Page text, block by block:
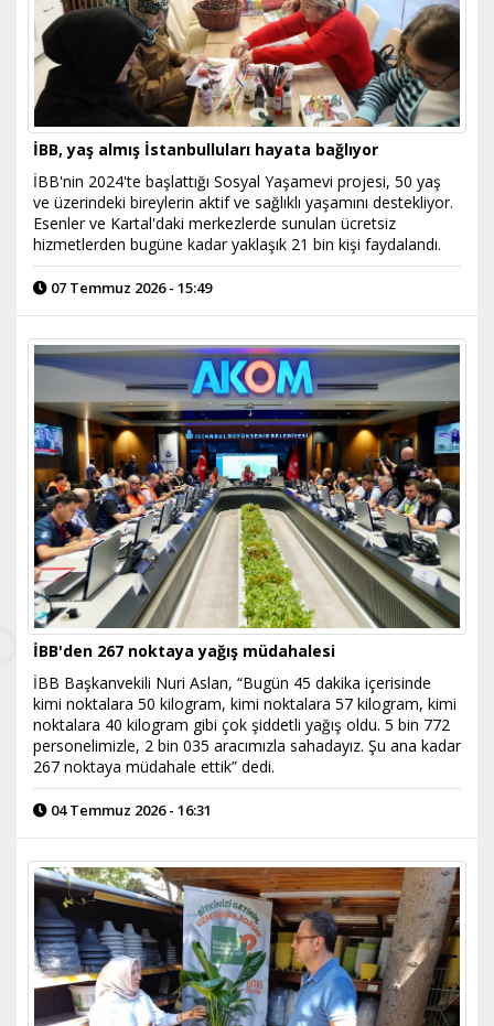
İBB, yaş almış İstanbulluları hayata bağlıyor
İBB'nin 2024'te başlattığı Sosyal Yaşamevi projesi, 50 yaş
ve üzerindeki bireylerin aktif ve sağlıklı yaşamını destekliyor.
Esenler ve Kartal'daki merkezlerde sunulan ücretsiz
hizmetlerden bugüne kadar yaklaşık 21 bin kişi faydalandı.
07 Temmuz 2026 - 15:49
İBB'den 267 noktaya yağış müdahalesi
İBB Başkanvekili Nuri Aslan, “Bugün 45 dakika içerisinde
kimi noktalara 50 kilogram, kimi noktalara 57 kilogram, kimi
noktalara 40 kilogram gibi çok şiddetli yağış oldu. 5 bin 772
personelimizle, 2 bin 035 aracımızla sahadayız. Şu ana kadar
267 noktaya müdahale ettik” dedi.
04 Temmuz 2026 - 16:31